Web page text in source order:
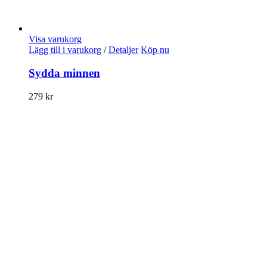
Visa varukorg
Lägg till i varukorg / Detaljer Köp nu
Sydda minnen
279 kr